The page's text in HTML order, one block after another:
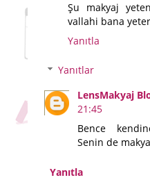
Şu makyaj
vallahi bana
Yanıtla
Yanıtlar
LensMakyaj
21:45
Bence
Senin de
Yanıtla